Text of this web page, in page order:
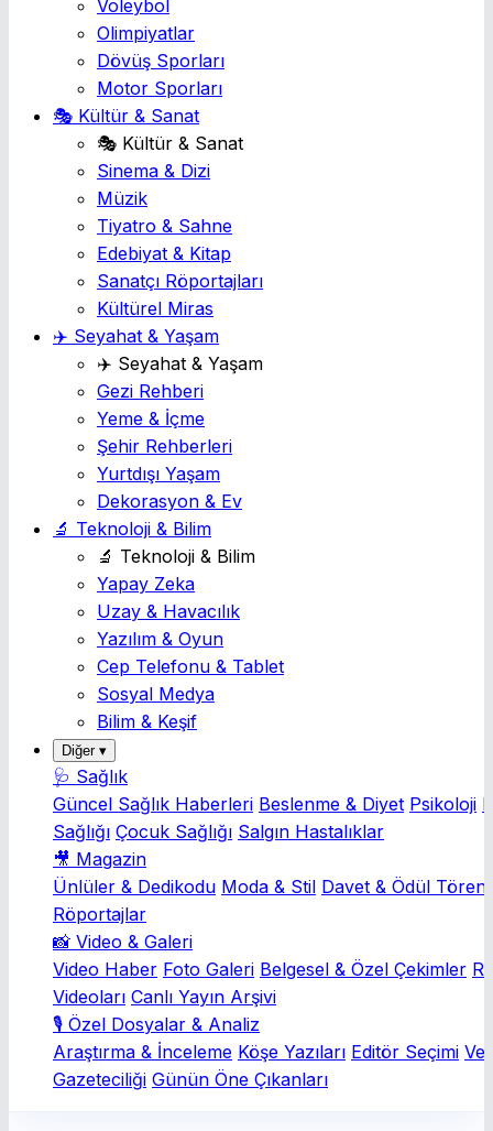
Voleybol
Olimpiyatlar
Dövüş Sporları
Motor Sporları
🎭 Kültür & Sanat
🎭 Kültür & Sanat
Sinema & Dizi
Müzik
Tiyatro & Sahne
Edebiyat & Kitap
Sanatçı Röportajları
Kültürel Miras
✈️ Seyahat & Yaşam
✈️ Seyahat & Yaşam
Gezi Rehberi
Yeme & İçme
Şehir Rehberleri
Yurtdışı Yaşam
Dekorasyon & Ev
🔬 Teknoloji & Bilim
🔬 Teknoloji & Bilim
Yapay Zeka
Uzay & Havacılık
Yazılım & Oyun
Cep Telefonu & Tablet
Sosyal Medya
Bilim & Keşif
Diğer ▾
🩺 Sağlık
Güncel Sağlık Haberleri Beslenme & Diyet Psikoloji
Sağlığı Çocuk Sağlığı Salgın Hastalıklar
🎥 Magazin
Ünlüler & Dedikodu Moda & Stil Davet & Ödül
Röportajlar
📸 Video & Galeri
Video Haber Foto Galeri Belgesel & Özel Çekimler
Videoları Canlı Yayın Arşivi
🎙️ Özel Dosyalar & Analiz
Araştırma & İnceleme Köşe Yazıları Editör Seçimi
Gazeteciliği Günün Öne Çıkanları